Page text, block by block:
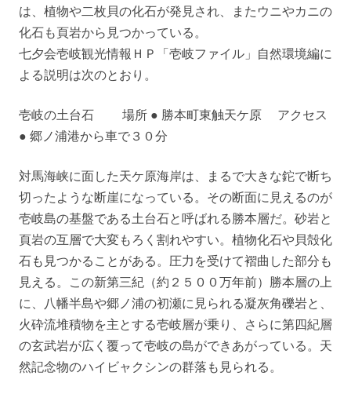
は、植物や二枚貝の化石が発見され、またウニやカニの
化石も頁岩から見つかっている。
七夕会壱岐観光情報ＨＰ「壱岐ファイル」自然環境編に
よる説明は次のとおり。
壱岐の土台石 場所 ● 勝本町東触天ケ原 アクセス
● 郷ノ浦港から車で３０分
対馬海峡に面した天ケ原海岸は、まるで大きな鉈で断ち
切ったような断崖になっている。その断面に見えるのが
壱岐島の基盤である土台石と呼ばれる勝本層だ。砂岩と
頁岩の互層で大変もろく割れやすい。植物化石や貝殻化
石も見つかることがある。圧力を受けて褶曲した部分も
見える。この新第三紀（約２５００万年前）勝本層の上
に、八幡半島や郷ノ浦の初瀬に見られる凝灰角礫岩と、
火砕流堆積物を主とする壱岐層が乗り、さらに第四紀層
の玄武岩が広く覆って壱岐の島ができあがっている。天
然記念物のハイビャクシンの群落も見られる。